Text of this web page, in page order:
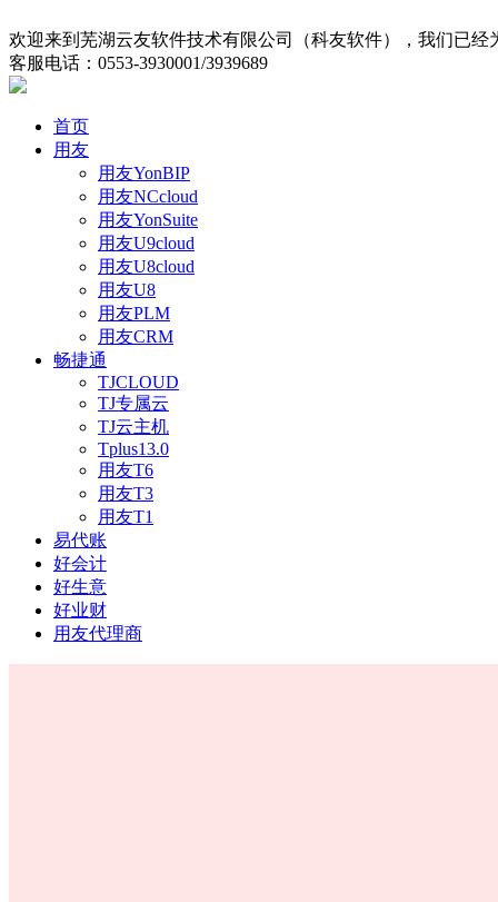
欢迎来到芜湖云友软件技术有限公司（科友软件），我们已经
客服电话：0553-3930001/3939689
首页
用友
用友YonBIP
用友NCcloud
用友YonSuite
用友U9cloud
用友U8cloud
用友U8
用友PLM
用友CRM
畅捷通
TJCLOUD
TJ专属云
TJ云主机
Tplus13.0
用友T6
用友T3
用友T1
易代账
好会计
好生意
好业财
用友代理商